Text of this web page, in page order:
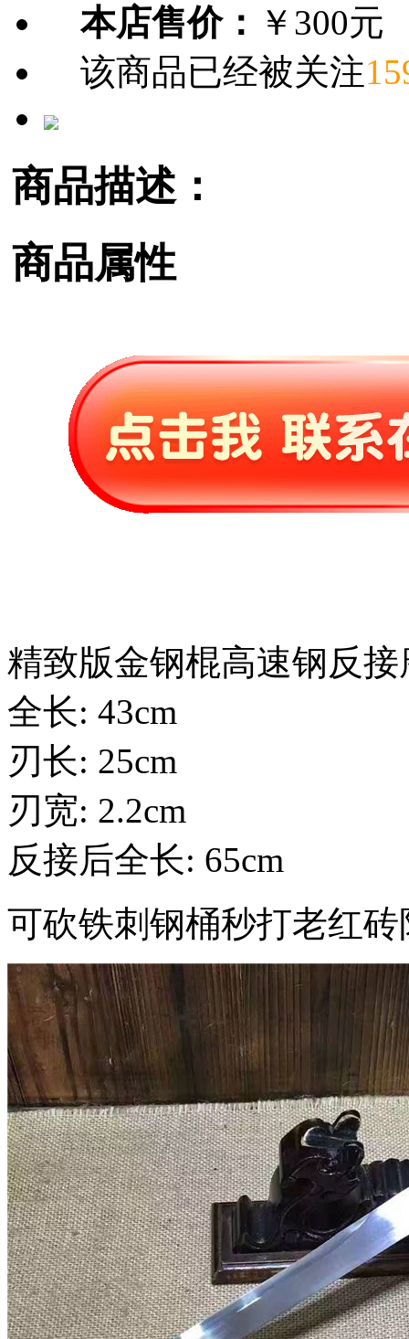
本店售价： ￥300元
该商品已经被关注
商品描述：
商品属性
精致版金钢棍高速钢反接
全长: 43cm
刃长: 25cm
刃宽: 2.2cm
反接后全长: 65cm
可砍铁刺钢桶秒打老红砖